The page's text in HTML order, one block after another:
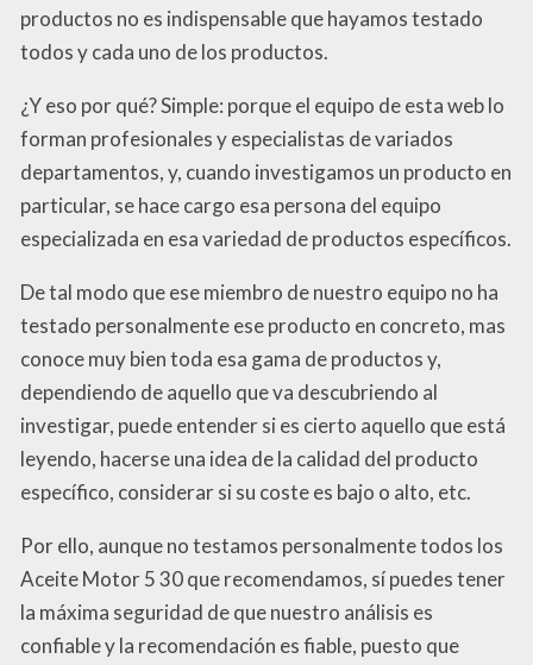
productos no es indispensable que hayamos testado
todos y cada uno de los productos.
¿Y eso por qué? Simple: porque el equipo de esta web lo
forman profesionales y especialistas de variados
departamentos, y, cuando investigamos un producto en
particular, se hace cargo esa persona del equipo
especializada en esa variedad de productos específicos.
De tal modo que ese miembro de nuestro equipo no ha
testado personalmente ese producto en concreto, mas
conoce muy bien toda esa gama de productos y,
dependiendo de aquello que va descubriendo al
investigar, puede entender si es cierto aquello que está
leyendo, hacerse una idea de la calidad del producto
específico, considerar si su coste es bajo o alto, etc.
Por ello, aunque no testamos personalmente todos los
Aceite Motor 5 30 que recomendamos, sí puedes tener
la máxima seguridad de que nuestro análisis es
confiable y la recomendación es fiable, puesto que